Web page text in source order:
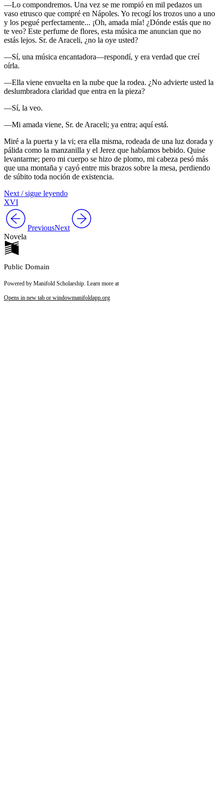
—Lo compondremos. Una vez se me rompió en mil pedazos un
vaso etrusco que compré en Nápoles. Yo recogí los trozos uno a uno
y los pegué perfectamente... ¡Oh, amada mía! ¿Dónde estás que no
te veo? Este perfume de flores, esta música me anuncian que no
estás lejos. Sr. de Araceli, ¿no la oye usted?
—Sí, una música encantadora—respondí, y era verdad que creí
oírla.
—Ella viene envuelta en la nube que la rodea. ¿No advierte usted la
deslumbradora claridad que entra en la pieza?
—Sí, la veo.
—Mi amada viene, Sr. de Araceli; ya entra; aquí está.
Miré a la puerta y la vi; era ella misma, rodeada de una luz dorada y
pálida como la manzanilla y el Jerez que habíamos bebido. Quise
levantarme; pero mi cuerpo se hizo de plomo, mi cabeza pesó más
que una montaña y cayó entre mis brazos sobre la mesa, perdiendo
de súbito toda noción de existencia.
Next / sigue leyendo
XVI
PreviousNext
Novela
Public Domain
Powered by Manifold Scholarship. Learn more at
Opens in new tab or windowmanifoldapp.org